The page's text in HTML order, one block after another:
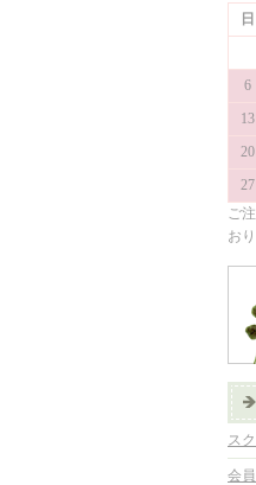
日
6
13
20
27
ご
お
ス
会